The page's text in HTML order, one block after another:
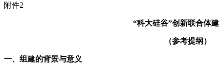
附件2
“科大硅谷”创新联合体
（参考提纲）
一、组建的背景与意义